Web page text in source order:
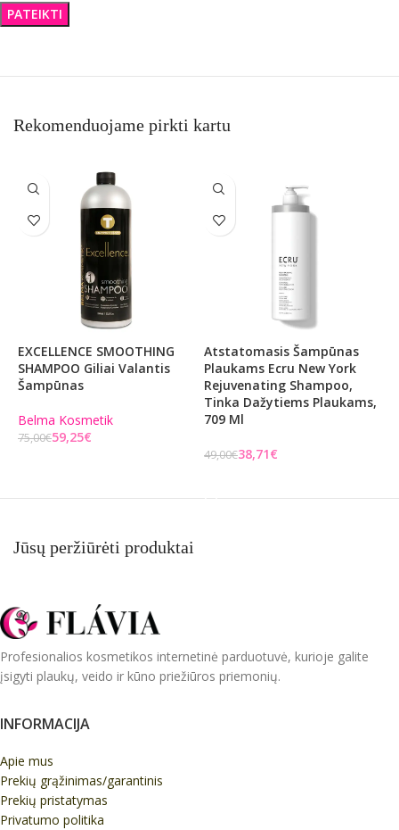
Rekomenduojame pirkti kartu
EXCELLENCE SMOOTHING
SHAMPOO Giliai Valantis
Šampūnas
Belma Kosmetik
75,00€59,25€
Atstatomasis Šampūnas
Plaukams Ecru New York
Rejuvenating Shampoo,
Tinka Dažytiems Plaukams,
709 Ml
49,00€38,71€
Jūsų peržiūrėti produktai
Profesionalios kosmetikos internetinė parduotuvė, kurioje galite
įsigyti plaukų, veido ir kūno priežiūros priemonių.
INFORMACIJA
Apie mus
Prekių grąžinimas/garantinis
Prekių pristatymas
Privatumo politika